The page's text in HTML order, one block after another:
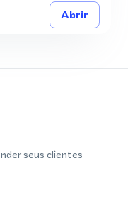
Abrir
seus clientes